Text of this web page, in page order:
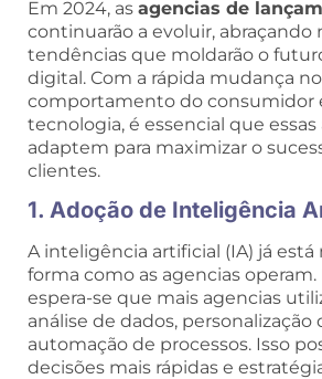
Em 2024, as agencias de
continuarão a evoluir, abraçando
tendências que moldarão o
digital. Com a rápida mudança no
comportamento do consumidor
tecnologia, é essencial que essas
adaptem para maximizar o
clientes.
1. Adoção de Inteligência
A inteligência artificial (IA) já
forma como as agencias operam.
espera-se que mais agencias
análise de dados, personalização
automação de processos. Isso
decisões mais rápidas e